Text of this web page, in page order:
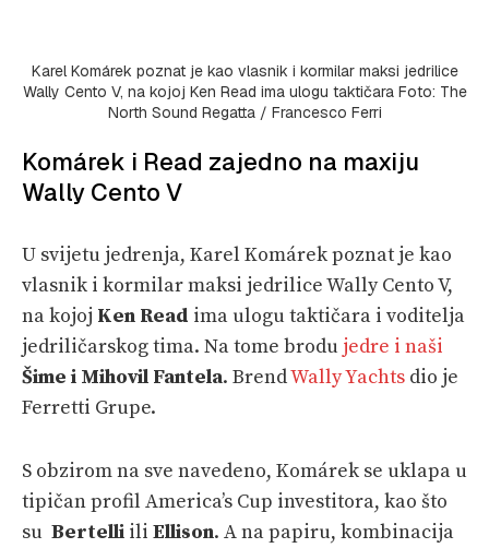
Karel Komárek poznat je kao vlasnik i kormilar maksi jedrilice
Wally Cento V, na kojoj Ken Read ima ulogu taktičara Foto: The
North Sound Regatta / Francesco Ferri
Komárek i Read zajedno na maxiju
Wally Cento V
U svijetu jedrenja, Karel Komárek poznat je kao
vlasnik i kormilar maksi jedrilice Wally Cento V,
na kojoj Ken Read ima ulogu taktičara i voditelja
jedriličarskog tima. Na tome brodu jedre i naši
Šime i Mihovil Fantela. BrendWally Yachts dio je
Ferretti Grupe.
S obzirom na sve navedeno, Komárek se uklapa u
tipičan profil America’s Cup investitora, kao što
su Bertelli ili Ellison. A na papiru, kombinacija